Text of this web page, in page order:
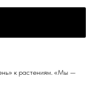
к растениям. «Мы —